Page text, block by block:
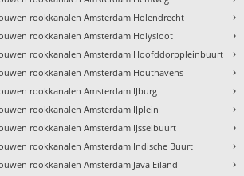
rookkanalen Amsterdam Holendrecht
rookkanalen Amsterdam Holysloot
rookkanalen Amsterdam Hoofddorppleinbuurt
rookkanalen Amsterdam Houthavens
rookkanalen Amsterdam IJburg
rookkanalen Amsterdam IJplein
rookkanalen Amsterdam IJsselbuurt
rookkanalen Amsterdam Indische Buurt
rookkanalen Amsterdam Java Eiland
›
›
›
›
›
›
›
›
›